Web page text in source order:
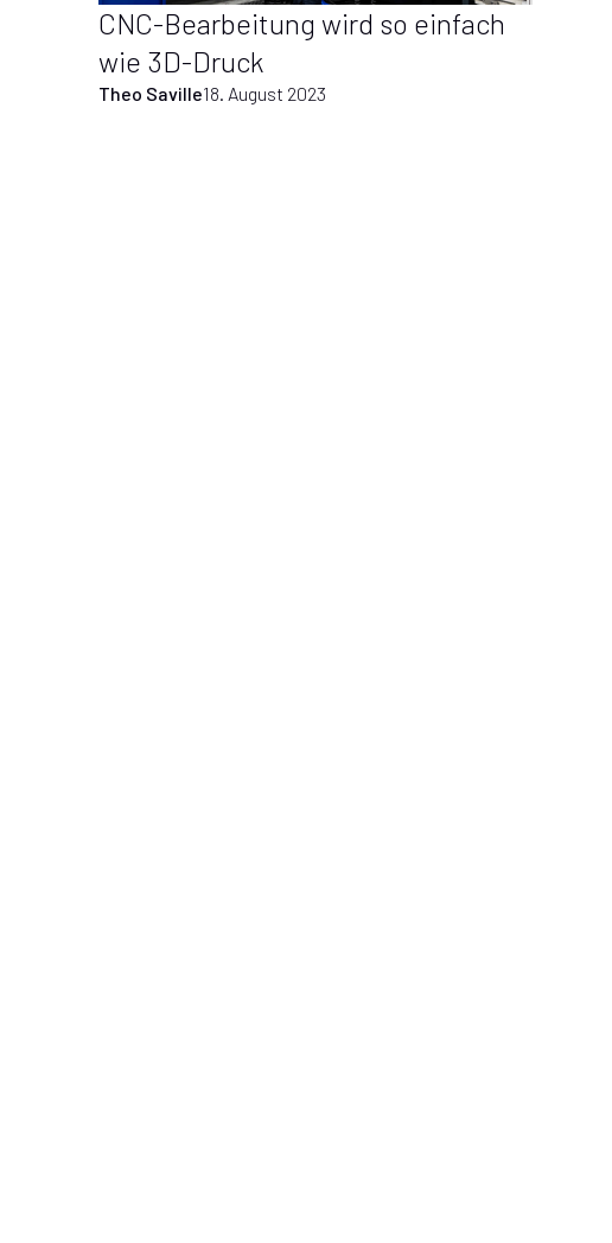
CNC-Bearbeitung wird so einfach
wie 3D-Druck
Theo Saville18. August 2023